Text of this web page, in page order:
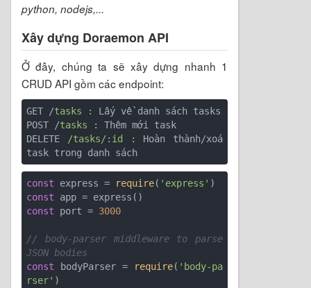
python, nodejs,...
Xây dựng Doraemon API
Ở đây, chúng ta sẽ xây dựng nhanh 1
CRUD API gồm các endpoint:
GET /tasks :
Lấy về danh sách tasks
POST /tasks :
Thêm mới task
DELETE
/tasks/ : id :
Hoàn thành/xoá
const express = require( 'express'
const
const port = 3000
// body-parser middleware to parse
JSON bodies
const bodyParser = require( 'body-pa
rser' )